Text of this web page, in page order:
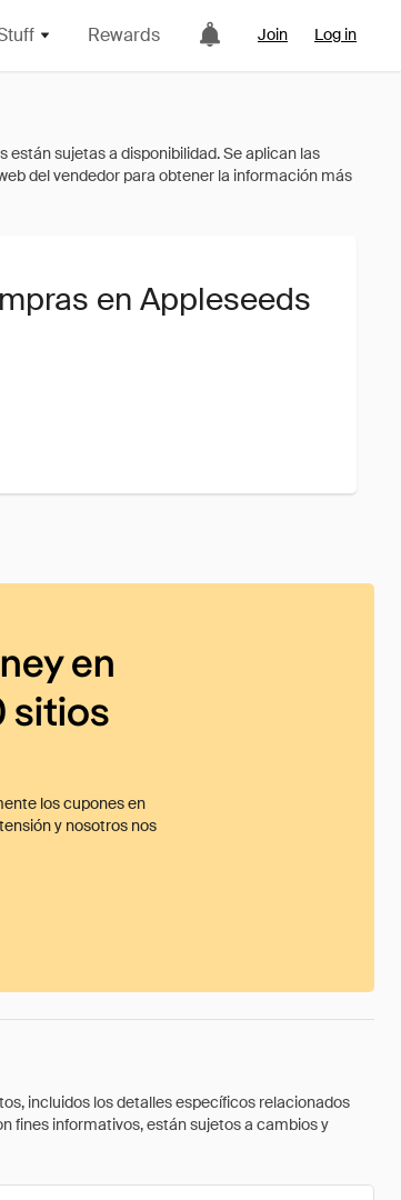
Rewards Join Log in
en Appleseeds
en
sitios
los cupones en
y nosotros nos
incluidos los detalles específicos relacionados
fines informativos, están sujetos a cambios y